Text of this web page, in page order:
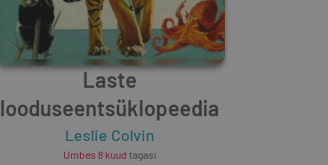
Laste
looduseentsüklopeedia
Leslie Colvin
Umbes 8 kuud tagasi